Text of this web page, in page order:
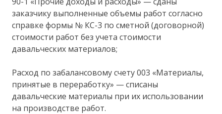
заказчику выполненные объемы работ согласно
справке формы № КС-3 по сметной (договорной)
стоимости работ без учета стоимости
давальческих материалов;
Расход по забалансовому счету 003 «Материалы,
принятые в переработку» — списаны
давальческие материалы при их использовании
на производстве работ.